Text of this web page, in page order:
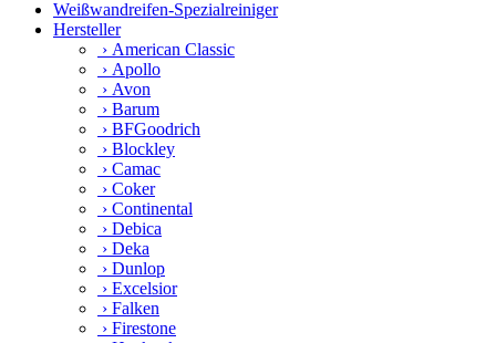
Weißwandreifen-Spezialreiniger
Hersteller
› American Classic
› Apollo
› Avon
› Barum
› BFGoodrich
› Blockley
› Camac
› Coker
› Continental
› Debica
› Deka
› Dunlop
› Excelsior
› Falken
› Firestone